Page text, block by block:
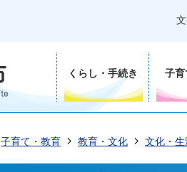
くらし・手続き 子
子育て・教育 教育・文化 文化・生